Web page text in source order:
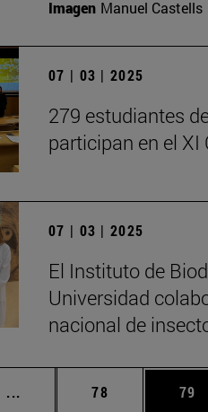
Imagen Manuel Castells
07 | 03 | 2025
279 estudiantes
participan en el
07 | 03 | 2025
El Instituto de
Universidad
nacional de
... Páginas intermedias Use
Página
78 79